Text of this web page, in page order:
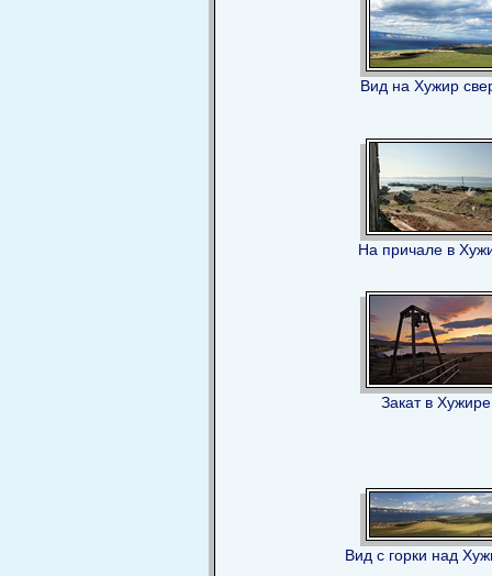
Вид на Хужир
На причале в
Закат в Хужире
Вид с горки над